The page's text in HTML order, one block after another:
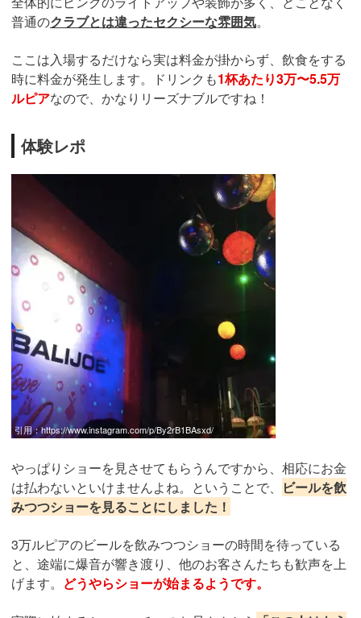
普通のクラブとは違ったセクシーな雰囲気。
ここは入場するだけなら実は料金が掛からず、飲食をする
時に料金が発生します。ドリンクも1杯あたり3万〜5.5万
ルピアなので、かなりリーズナブルですね！
体験レポ
引用：https://www.instagram.com/p/By2rB1BAsxd/
やっぱりショーを見させてもらうんですから、相応にお金
は払わないといけませんよね。ということで、
ビールを飲
みつつショーを見ることにしました！
3万ルピアのビールを飲みつつショーの時間を待っている
と、途端に爆音が響き渡り、他のお客さんたちも歓声を上
げます。 どうやらショーが始まるようです。